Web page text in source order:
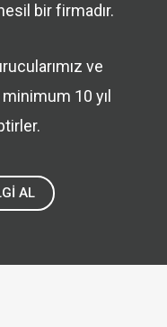
bir firmadır.
ve
10 yıl
AL